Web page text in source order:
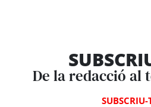
De la redacció al